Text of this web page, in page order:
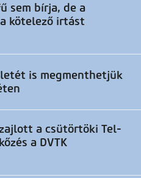
sem bírja, de a
kötelező irtást
is megmenthetjük
a csütörtöki Tel-
a DVTK